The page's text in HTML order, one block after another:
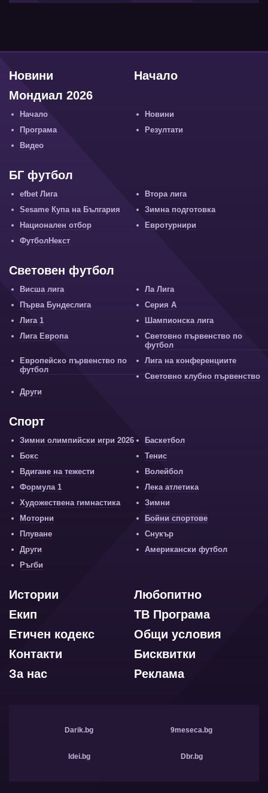
Начало
Новини
Мондиал 2026
Начало
Новини
Програма
Резултати
Видео
БГ футбол
efbet Лига
Втора лига
Sesame Купа на България
Зимна подготовка
Национален отбор
Евротурнири
ФутболНекст
Световен футбол
Висша лига
Ла Лига
Първа Бундеслига
Серия А
Лига 1
Шампионска лига
Лига Европа
Световно първенство по
футбол
Европейско първенство по
футбол
Лига на конференциите
Световно клубно първенство
Други
Спорт
Зимни олимпийски игри 2026
Баскетбол
Бокс
Тенис
Вдигане на тежести
Волейбол
Формула 1
Лека атлетика
Художествена гимнастика
Зимни
Моторни
Бойни спортове
Плуване
Снукър
Други
Американски футбол
Ръгби
Любопитно
Истории
ТВ Програма
Екип
Общи условия
Етичен кодекс
Бисквитки
Контакти
Реклама
За нас
Darik.bg 9meseca.bg
Idei.bg Dbr.bg